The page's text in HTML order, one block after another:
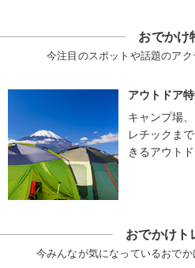
おでかけ
今注目のスポットや話題のア
アウトドア
キャンプ場
レチックま
きるアウト
おでかけト
今みんなが気になっているおでか